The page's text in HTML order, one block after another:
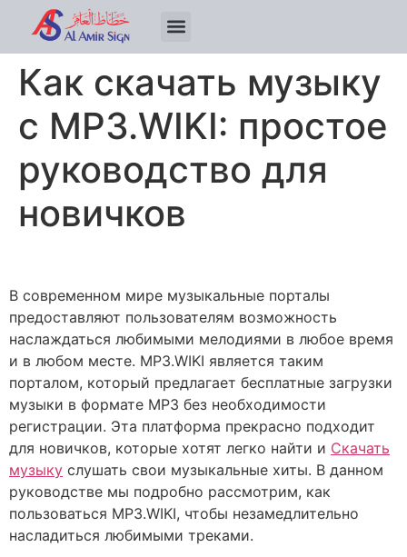
Как скачать музыку
с MP3.WIKI: простое
руководство для
новичков
В современном мире музыкальные порталы
предоставляют пользователям возможность
наслаждаться любимыми мелодиями в любое время
и в любом месте. MP3.WIKI является таким
порталом, который предлагает бесплатные загрузки
музыки в формате MP3 без необходимости
регистрации. Эта платформа прекрасно подходит
для новичков, которые хотят легко найти и Скачать
музыку слушать свои музыкальные хиты. В данном
руководстве мы подробно рассмотрим, как
пользоваться MP3.WIKI, чтобы незамедлительно
насладиться любимыми треками.